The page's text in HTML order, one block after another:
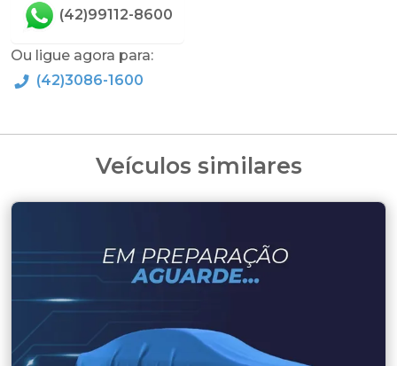
(42)99112-8600
Ou ligue agora para:
(42)3086-1600
Veículos similares